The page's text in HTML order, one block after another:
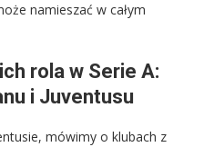
namieszać w całym
rola w Serie A:
i Juventusu
mówimy o klubach z